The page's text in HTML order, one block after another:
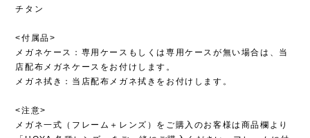
チタン
<付属品>
メガネケース：専用ケースもしくは専用ケースが無い場合は、当
店配布メガネケースをお付けします。
メガネ拭き：当店配布メガネ拭きをお付けします。
<注意>
メガネ一式（フレーム＋レンズ）をご購入のお客様は商品欄より